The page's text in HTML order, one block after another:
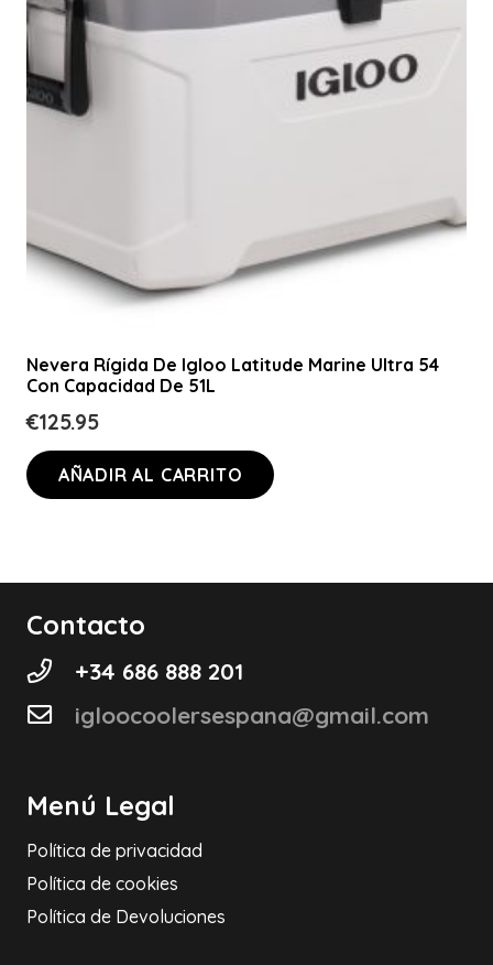
Nevera Rígida De Igloo Latitude Marine Ultra 54
Con Capacidad De 51L
€125.95
AÑADIR AL CARRITO
Contacto
+34 686 888 201
igloocoolersespana@gmail.com
Menú Legal
Política de privacidad
Política de cookies
Política de Devoluciones